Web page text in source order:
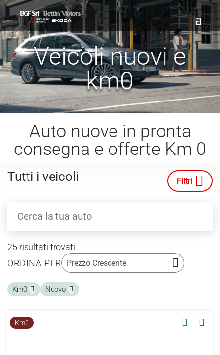
Veicoli nuovi e
km0
Auto nuove in pronta
consegna e offerte Km 0
Tutti i veicoli Filtri
25 risultati trovati
ORDINA PER
Km0 Nuovo
Km0